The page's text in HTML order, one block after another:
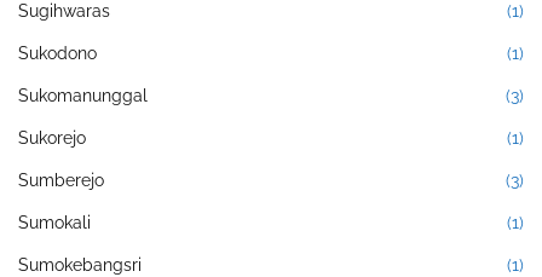
Sugihwaras (1)
Sukodono (1)
Sukomanunggal (3)
Sukorejo (1)
Sumberejo (3)
Sumokali (1)
Sumokebangsri (1)